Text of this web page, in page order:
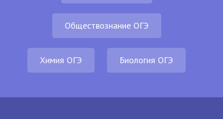
Обществознание ОГЭ
Химия ОГЭ Биология ОГЭ